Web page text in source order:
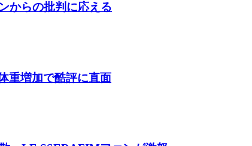
からの批判に応える
重増加で酷評に直面